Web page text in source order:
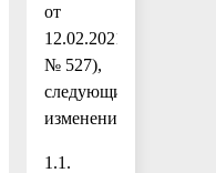
от
12.02.2021
№ 527),
следующие
изменения:
1.1.